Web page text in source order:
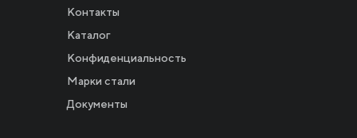
Контакты
Каталог
Конфиденциальность
Марки стали
Документы
Новости
Инвесторам